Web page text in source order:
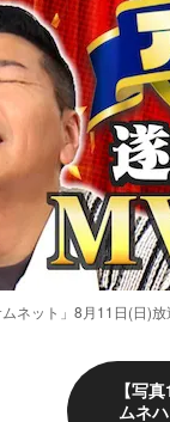
ネット」8月11日(日)放
【写
ムネ